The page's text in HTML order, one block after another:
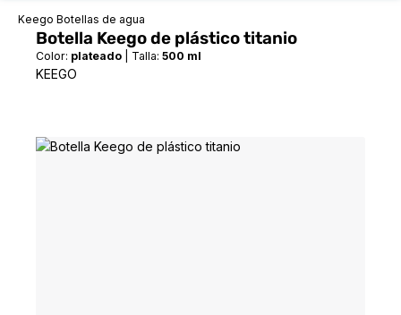
Keego Botellas de agua
Botella Keego de plástico titanio
Color: plateado Talla: 500 ml
KEEGO
Omitir galería de imágenes